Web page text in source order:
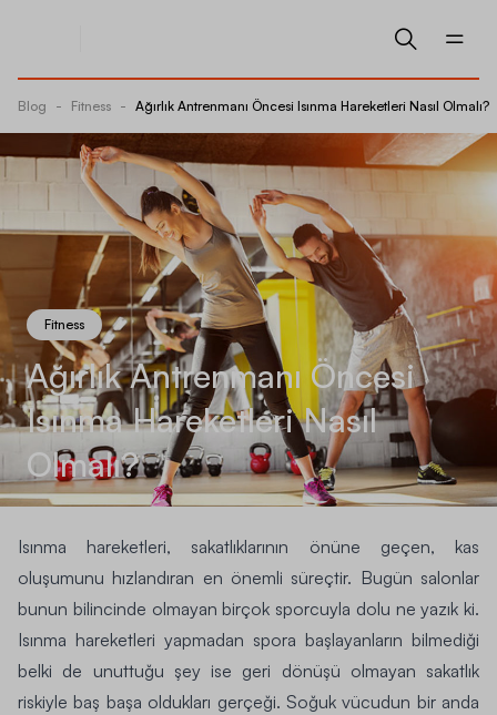
Blog - Fitness - Ağırlık Antrenmanı Öncesi Isınma Hareketleri Nasıl Olmalı?
Fitness
Ağırlık Antrenmanı Öncesi
Isınma Hareketleri Nasıl
Olmalı?
Isınma hareketleri, sakatlıklarının önüne geçen, kas
oluşumunu hızlandıran en önemli süreçtir. Bugün salonlar
bunun bilincinde olmayan birçok sporcuyla dolu ne yazık ki.
Isınma hareketleri yapmadan spora başlayanların bilmediği
belki de unuttuğu şey ise geri dönüşü olmayan sakatlık
riskiyle baş başa oldukları gerçeği. Soğuk vücudun bir anda